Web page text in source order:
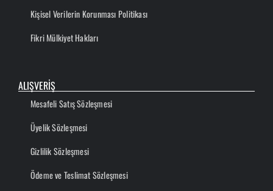
Kişisel Verilerin Korunması Politikası
Fikri Mülkiyet Hakları
ALIŞVERİŞ
Mesafeli Satış Sözleşmesi
Üyelik Sözleşmesi
Gizlilik Sözleşmesi
Ödeme ve Teslimat Sözleşmesi